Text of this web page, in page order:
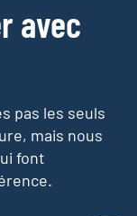
avec
pas les seuls
mais nous
font